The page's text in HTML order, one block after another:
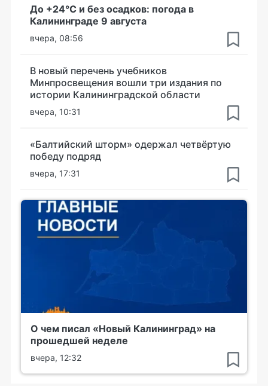
До +24°С и без осадков: погода в
Калининграде 9 августа
вчера, 08:56
В новый перечень учебников
Минпросвещения вошли три издания по
истории Калининградской области
вчера, 10:31
«Балтийский шторм» одержал четвёртую
победу подряд
вчера, 17:31
О чем писал «Новый Калининград» на
прошедшей неделе
вчера, 12:32